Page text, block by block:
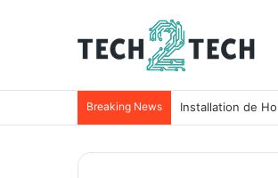
Breaking News Installation de